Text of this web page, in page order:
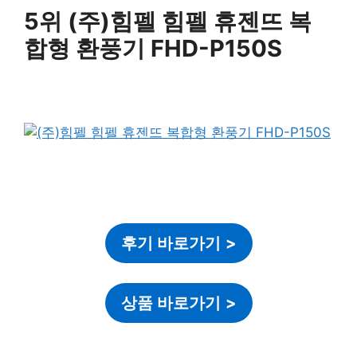
5위 (주)힘펠 힘펠 휴젠뜨 복
합형 환풍기 FHD-P150S
후기 바로가기 >
상품 바로가기 >